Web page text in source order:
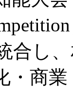
合し
・商